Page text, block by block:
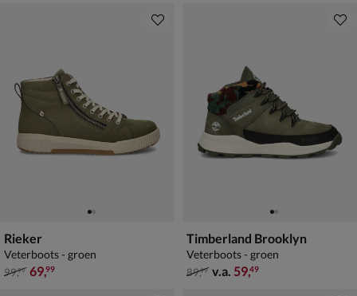
Rieker
Veterboots - groen
van € 99,99 voor € 69,99
99,99 69,99
Timberland Brooklyn
Veterboots - groen
van € 89,99 vanaf € 59,49
89,99 v.a. 59,49